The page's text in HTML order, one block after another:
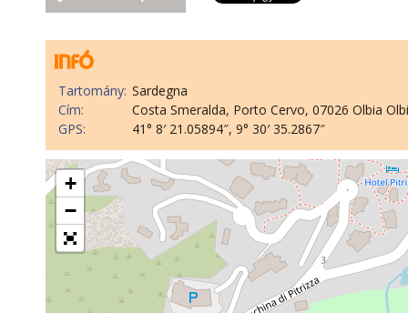
Tartomány: Sardegna
Cím:
Costa Smeralda, Porto Cervo, 07026 Olbia
GPS:
41° 8′ 21.05894″, 9° 30′ 35.2867″
+
−